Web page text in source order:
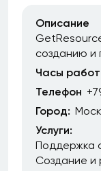
Описание
созданию и
Часы
Телефон
Город:
Услуги:
Поддержка
Создание и